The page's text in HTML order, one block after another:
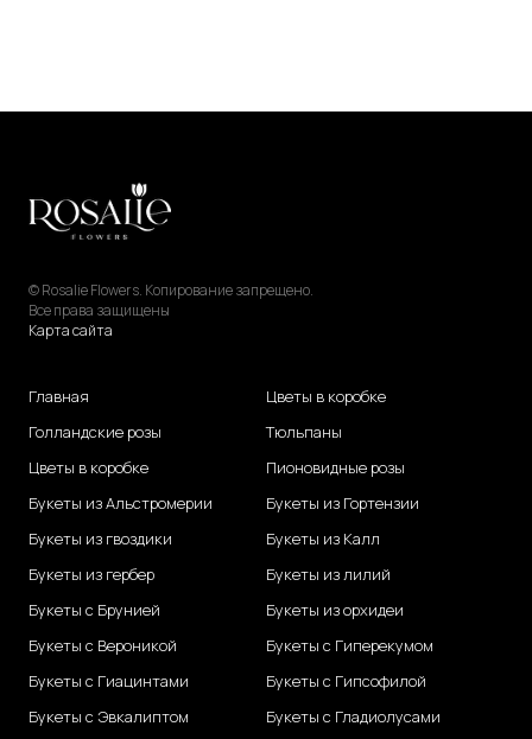
© Rosalie Flowers. Копирование запрещено.
Все права защищены
Карта сайта
Главная
Голландские розы
Цветы в коробке
Букеты из Альстромерии
Букеты из гвоздики
Букеты из гербер
Букеты с Брунией
Букеты с Вероникой
Букеты с Гиацинтами
Букеты с Эвкалиптом
Цветы в коробке
Тюльпаны
Пионовидные розы
Букеты из Гортензии
Букеты из Калл
Букеты из лилий
Букеты из орхидеи
Букеты с Гиперекумом
Букеты с Гипсофилой
Букеты с Гладиолусами